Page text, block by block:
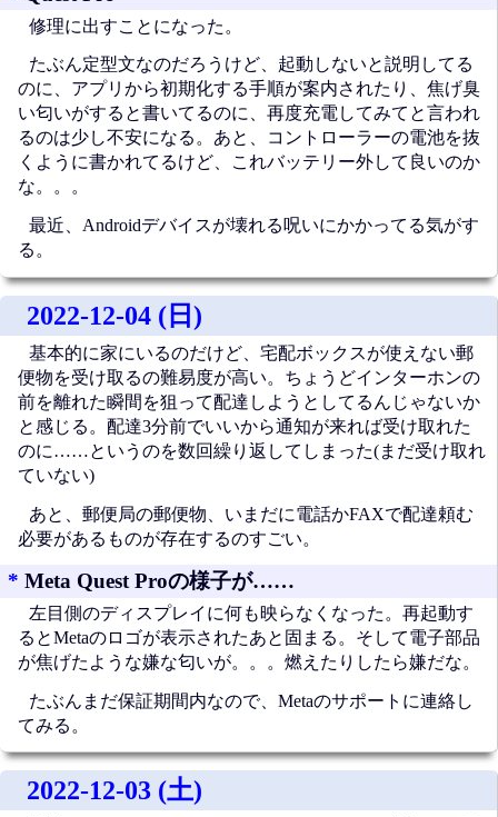
修理に出すことになった。
たぶん定型文なのだろうけど、起動しないと説明してる
のに、アプリから初期化する手順が案内されたり、焦げ臭
い匂いがすると書いてるのに、再度充電してみてと言われ
るのは少し不安になる。あと、コントローラーの電池を抜
くように書かれてるけど、これバッテリー外して良いのか
な。。。
最近、Androidデバイスが壊れる呪いにかかってる気がす
る。
2022-12-04 (日)
基本的に家にいるのだけど、宅配ボックスが使えない郵
便物を受け取るの難易度が高い。ちょうどインターホンの
前を離れた瞬間を狙って配達しようとしてるんじゃないか
と感じる。配達3分前でいいから通知が来れば受け取れた
のに……というのを数回繰り返してしまった(まだ受け取れ
ていない)
あと、郵便局の郵便物、いまだに電話かFAXで配達頼む
必要があるものが存在するのすごい。
* Meta Quest Proの様子が……
左目側のディスプレイに何も映らなくなった。再起動す
るとMetaのロゴが表示されたあと固まる。そして電子部品
が焦げたような嫌な匂いが。。。燃えたりしたら嫌だな。
たぶんまだ保証期間内なので、Metaのサポートに連絡し
てみる。
2022-12-03 (土)